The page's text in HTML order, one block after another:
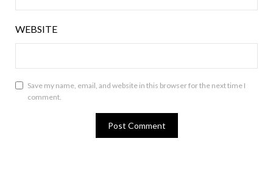
WEBSITE
Save my name, email, and website in this browser for the next time I
comment.